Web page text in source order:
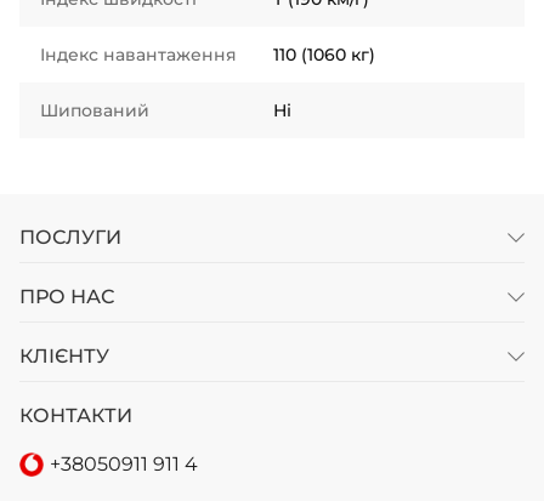
Індекс навантаження 110 (1060 кг)
Шипований Ні
ПОСЛУГИ
ПРО НАС
КЛІЄНТУ
КОНТАКТИ
+38050911 911 4